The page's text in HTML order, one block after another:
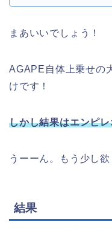
まあいいでしょう！
AGAPE自体上乗せの
けです！
しかし結果はエンピ
うーーん。もう少し欲
結果